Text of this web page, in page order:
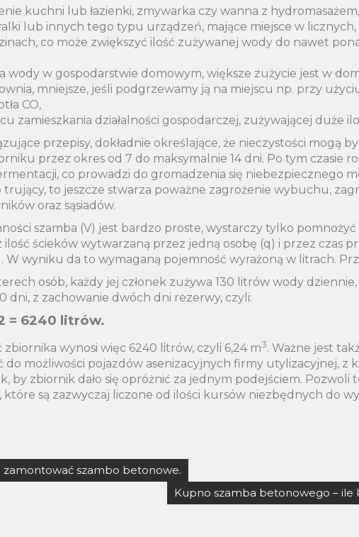
kuchni lub łazienki, zmywarka czy wanna z hydromasażem,
lub innych tego typu urządzeń, mające miejsce w licznych,
co może zwiększyć ilość zużywanej wody do nawet
wody w gospodarstwie domowym, większe zużycie jest w
mniejsze, jeśli podgrzewamy ją na miejscu np. przy
CO,
zamieszkania działalności gospodarczej, zużywającej duże
przepisy, dokładnie określające, że nieczystości mogą
przez okres od 7 do maksymalnie 14 dni. Po tym czasie
co prowadzi do gromadzenia się niebezpiecznego
trujący, to jeszcze stwarza poważne zagrożenie wybuchu,
oraz sąsiadów.
szamba (V) jest bardzo proste, wystarczy tylko pomnożyć
ścieków wytwarzaną przez jedną osobę (q) i przez czas
W wyniku da to wymaganą pojemność wyrażoną w litrach.
osób, każdy jej członek zużywa 130 litrów wody
dni, z zachowanie dwóch dni rezerwy, czyli:
= 6240 litrów.
wynosi więc 6240 litrów, czyli 6,24 m3. Ważne jest
do możliwości pojazdów asenizacyjnych firmy utylizacyjnej, z
by zbiornik dało się opróżnić za jednym podejściem. Pozwoli
są zazwyczaj liczone od ilości kursów niezbędnych do
zamontować szambo betonowe.
Kupno szamba betonowego – ile